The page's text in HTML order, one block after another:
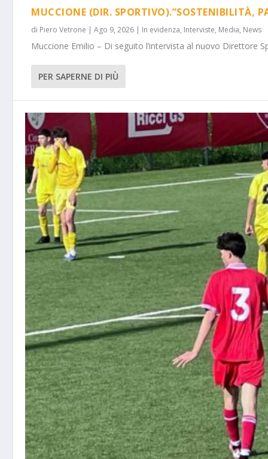
MUCCIONE (DIR. SPORTIVO).”SOSTENIBILITÀ,
di Piero Vetrone |Ago 9, 2026 | In evidenza, Interviste, Media, News
Muccione Emilio – Di seguito l’intervista al nuovo Direttore
PER SAPERNE DI PIÙ